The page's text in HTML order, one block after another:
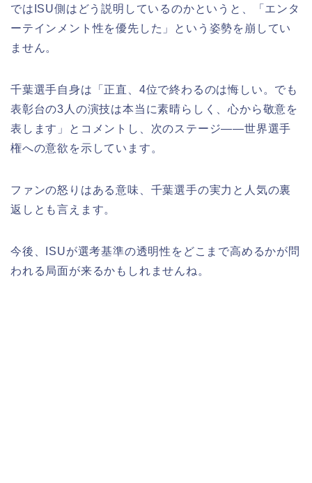
ではISU側はどう説明しているのかというと、「エンタ
ーテインメント性を優先した」という姿勢を崩してい
ません。
千葉選手自身は「正直、4位で終わるのは悔しい。でも
表彰台の3人の演技は本当に素晴らしく、心から敬意を
表します」とコメントし、次のステージ——世界選手
権への意欲を示しています。
ファンの怒りはある意味、千葉選手の実力と人気の裏
返しとも言えます。
今後、ISUが選考基準の透明性をどこまで高めるかが問
われる局面が来るかもしれませんね。